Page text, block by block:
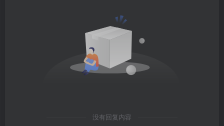
没有回复内容